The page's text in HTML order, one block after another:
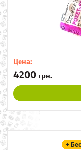
Цена:
4200 грн.
+